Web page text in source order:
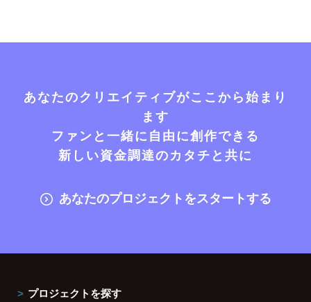
あなたのクリエイティブがここから始まり
ます
ファンと一緒に自由に創作できる
新しい資金調達のカタチと共に
あなたのプロジェクトをスタートする
プロジェクトを探す